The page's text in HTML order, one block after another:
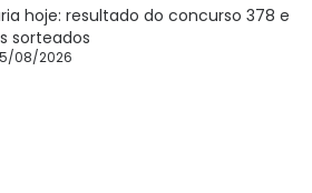
hoje: resultado do concurso 378 e
sorteados
08/2026